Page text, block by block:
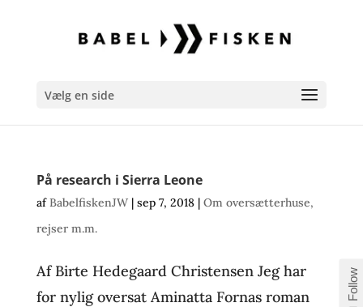
Vælg en side
På research i Sierra Leone
afBabelfiskenJW| sep 7, 2018| Om oversætterhuse,
rejser m.m.
Af Birte Hedegaard Christensen Jeg har
for nylig oversat Aminatta Fornas roman
Follow